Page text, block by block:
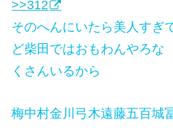
>>312
そのへんにいたら美人すぎ
ど柴田ではおもわんやろ
くさんいるから
梅中村金川弓木遠藤五百城